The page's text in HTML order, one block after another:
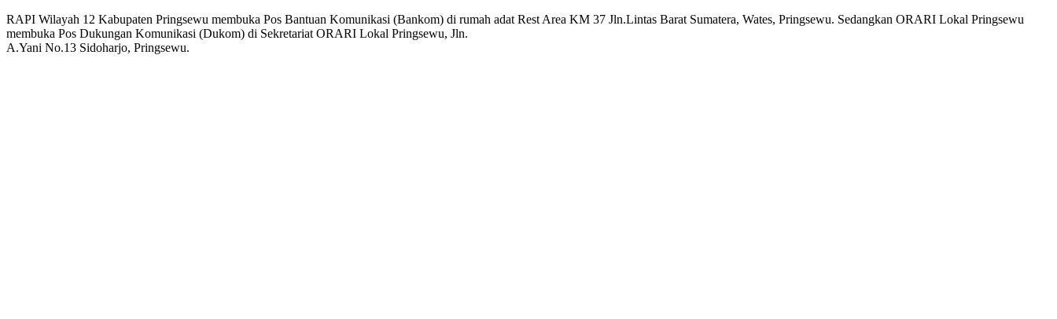
RAPI Wilayah 12 Kabupaten Pringsewu membuka Pos Bantuan Komunikasi (Bankom) di rumah adat Rest Area KM 37 Jln.Lintas Barat Sumatera, Wates, Pringsewu. Sedangkan ORARI Lokal Pringsewu
membuka Pos Dukungan Komunikasi (Dukom) di Sekretariat ORARI Lokal Pringsewu, Jln.
A.Yani No.13 Sidoharjo, Pringsewu.